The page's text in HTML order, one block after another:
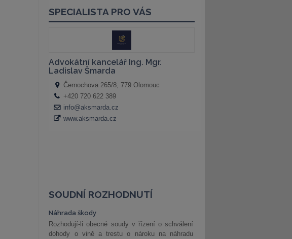
SOUDNÍ ROZHODNUTÍ
Náhrada škody
Rozhodují-li obecné soudy v řízení o schválení
dohody o vině a trestu o nároku na náhradu